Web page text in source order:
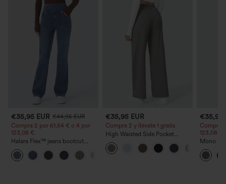
€35,95 EUR €44,95 EUR
Compra 2 por 61,54 € o 4 por
123,08 €.
Halara Flex™ jeans bootcut
casual lavados, de talle alto y
con bolsillos
€35,95 EUR
Compra 2 y llévate 1 gratis
High Waisted Side Pocket
Straight Leg Work Pants
€35,95
Compra
123,08 €.
Mono
ancha,
- Easy